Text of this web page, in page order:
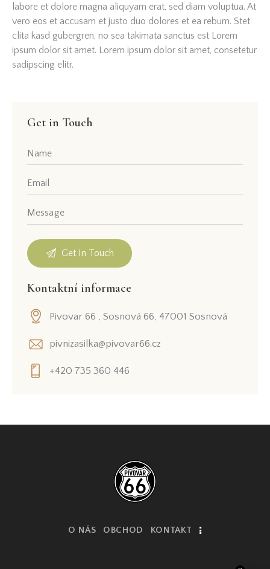
labore et dolore magna aliquyam erat, sed diam voluptua. At
vero eos et accusam et justo duo dolores et ea rebum. Stet
clita kasd gubergren, no sea takimata sanctus est Lorem
ipsum dolor sit amet. Lorem ipsum dolor sit amet, consetetur
sadipscing elitr.
Get in Touch
Kontaktní informace
Pivovar 66 , Sosnová 66, 47001 Sosnová
pivnizasilka@pivovar66.cz
+420 735 360 446
O NÁS OBCHOD KONTAKT